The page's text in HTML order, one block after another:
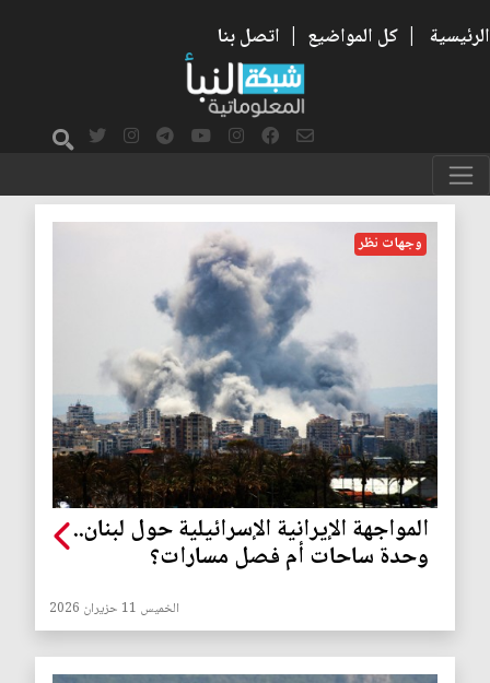
الرئيسية | كل المواضيع | اتصل بنا
الهدنة
وجهات نظر
المواجهة الإيرانية الإسرائيلية حول لبنان..
وحدة ساحات أم فصل مسارات؟
الخميس 11 حزيران 2026